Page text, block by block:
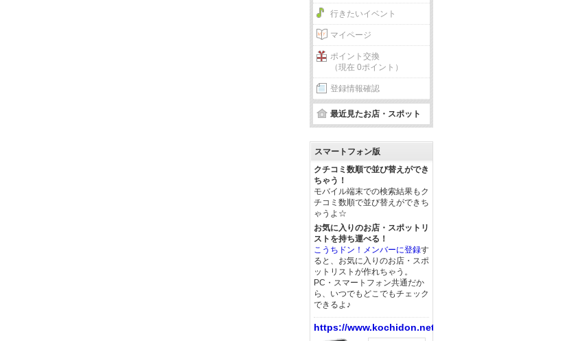
行きたいイベント
マイページ
ポイント交換
（現在 0ポイント）
登録情報確認
最近見たお店・スポット
スマートフォン版
クチコミ数順で並び替えができ
ちゃう！
モバイル端末での検索結果もク
チコミ数順で並び替えができち
ゃうよ☆
お気に入りのお店・スポットリ
ストを持ち運べる！
こうちドン！メンバーに登録す
ると、お気に入りのお店・スポ
ットリストが作れちゃう。
PC・スマートフォン共通だか
ら、いつでもどこでもチェック
できるよ♪
https://www.kochidon.net/